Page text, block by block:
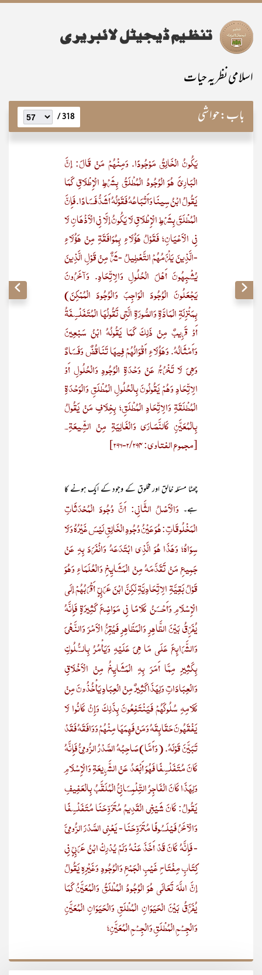
اسلامی نظریہ حیات
باب:حواشی 318 /
يَكُونُ الْخَالِقُ مَوْجُودًا. وَمِنْهُمْ مَنْ قَالَ: إنَّ
الْبَارِئَ هُوَ الْوُجُودُ الْمُطْلَقُ بِشَرْطِ الْإِطْلَاقِ كَمَا
يَقُولُ ابْنُ سِينَا وَأَتْبَاعُهُ فَقَوْلُهُ أَشَدُّ فَسَادًا. فَإِنَّ
الْمُطْلَقَ بِشَرْطِ الْإِطْلَاقِ لَا يَكُونُ إلَّا فِي الْأَذْهَانِ لَا
فِي الْأَعْيَانِ؛ فَقَوْلُ هَؤُلَاءِ بِمُوَافَقَةِ مِنْ هَؤُلَاءِ
-الَّذِينَ يَلْزَمُهُمْ التَّعْطِيلُ -شَرٌّ مِنْ قَوْلِ الَّذِينَ
يُشْبِهُونَ أَهْلَ الْحُلُولِ وَالِاتِّحَادِ. وَآخَرُونَ
يَجْعَلُونَ الْوُجُودَ الْوَاجِبَ وَالْوُجُودَ الْمُمْكِنَ)
بِمَنْزِلَةِ الْمَادَّةِ وَالصُّورَةِ الَّتِي تَقُولُهَا الْمُتَفَلْسِفَةُ
أَوْ قَرِيبٌ مِنْ ذَلِكَ كَمَا يَقُولُهُ ابْنُ سَبْعِينَ
وَأَمْثَالُهُ. وَهَؤُلَاءِ أَقْوَالُهُمْ فِيهَا تَنَاقُضٌ وَفَسَادٌ
وَهِيَ لَا تَخْرُجُ عَنْ وَحْدَةِ الْوُجُودِ وَالْحُلُولِ أَوْ
الِاتِّحَادِ وَهُمْ يَقُولُونَ بِالْحُلُولِ الْمُطْلَقِ وَالْوَحْدَةِ
الْمُطْلَقَةِ وَالِاتِّحَادِ الْمُطْلَقِ؛ بِخِلَافِ مَنْ يَقُولُ
بِالْمُعَيَّنِ كَالنَّصَارَى وَالْغَالِيَةِ مِنْ الشِّيعَةِ۔
[مجموع الفتاوى: 2/294-296]
چھٹا مسئلہ خالق اور مخلوق کے وجود کے ایک ہونے کا
ہے۔وَالْأَصْلُ الثَّانِي: أَنَّ وُجُودَ الْمُحْدَثَاتِ
الْمَخْلُوقَاتِ: هُوَ عَيْنُ وُجُودِ الْخَالِقِ لَيْسَ غَيْرُهُ وَلَا
سِوَاهُ؛ وَهَذَا هُوَ الَّذِي ابْتَدَعَهُ وَانْفَرَدَ بِهِ عَنْ
جَمِيعِ مَنْ تَقَدَّمَهُ مِنْ الْمَشَايِخِ وَالْعُلَمَاءِ وَهُوَ
قَوْلُ بَقِيَّةِ الِاتِّحَادِيَّةِ لَكِنَّ ابْنَ عَرَبِيٍّ أَقْرَبُهُمْ إلَى
الْإِسْلَامِ وَأَحْسَنُ كَلَامًا فِي مَوَاضِعَ كَثِيرَةٍ فَإِنَّهُ
يُفَرِّقُ بَيْنَ الظَّاهِرِ وَالْمَظَاهِرِ فَيُقِرُّ الْأَمْرَ وَالنَّهْيَ
وَالشَّرَائِعَ عَلَى مَا هِيَ عَلَيْهِ وَيَأْمُرُ بِالسُّلُوكِ
بِكَثِيرِ مِمَّا أَمَرَ بِهِ الْمَشَايِخُ مِنْ الْأَخْلَاقِ
وَالْعِبَادَاتِ وَلِهَذَا كَثِيرٌ مِنْ الْعِبَادِ يَأْخُذُونَ مِنْ
كَلَامِهِ سُلُوكَهُمْ فَيَنْتَفِعُونَ بِذَلِكَ وَإِنْ كَانُوا لَا
يَفْقَهُونَ حَقَائِقَهُ وَمَنْ فَهِمَهَا مِنْهُمْ وَوَافَقَهُ فَقَدْ
تَبَيَّنَ قَوْلَهُ. (وَأَمَّا) صَاحِبُهُ الصَّدْرُ الرُّومِيُّ فَإِنَّهُ
كَانَ مُتَفَلْسِفًا فَهُوَ أَبْعَدُ عَنْ الشَّرِيعَةِ وَالْإِسْلَامِ
وَلِهَذَا كَانَ الْفَاجِرُ التِّلْمِسَانِيُّ الْمُلَقَّبُ بِالْعَفِيفِ
يَقُولُ: كَانَ شَيْخِي الْقَدِيمُ مُتَرَوِّحَنَا مُتَفَلْسِفًا
وَالْآخَرُ فَيْلَسُوفًا مُتَرَوِّحَنَا - يَعْنِي الصَّدْرَ الرُّومِيَّ
- فَإِنَّهُ كَانَ قَدْ أَخَذَ عَنْهُ وَلَمْ يُدْرِكْ ابْنُ عَرَبِيٍّ فِي
كِتَابِ مِفْتَاحِ غَيْبِ الْجَمْعِ وَالْوُجُودِ وَغَيْرِهِ يَقُولُ
إنَّ اللَّهَ تَعَالَى هُوَ الْوُجُودُ الْمُطْلَقُ وَالْمُعَيَّنُ كَمَا
يُفَرَّقُ بَيْنَ الْحَيَوَانِ الْمُطْلَقِ وَالْحَيَوَانِ الْمُعَيَّنِ
وَالْجِسْمِ الْمُطْلَقِ وَالْجِسْمِ الْمُعَيَّنِ؛